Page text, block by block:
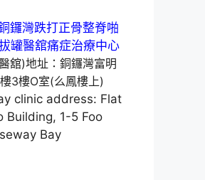
舘)地址：銅鑼灣富明
3樓O室(么鳳樓上)
clinic address: Flat
Building, 1-5 Foo
Bay